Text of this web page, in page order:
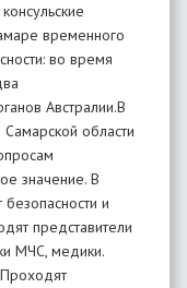
временного
во время
Австралии.В
области
значение. В
и
представители
МЧС, медики.
Проходят